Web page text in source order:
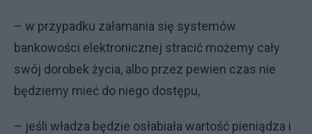
– w przypadku załamania się systemów
bankowości elektronicznej stracić możemy cały
swój dorobek życia, albo przez pewien czas nie
będziemy mieć do niego dostępu,
– jeśli władza będzie osłabiała wartość pieniądza i